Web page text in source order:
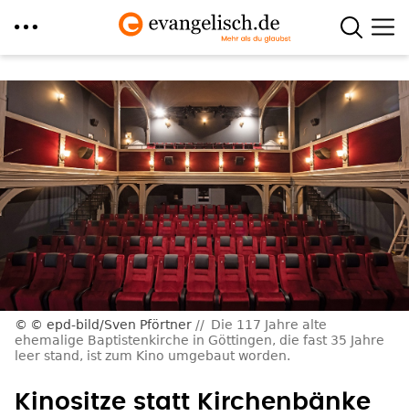
zum
Inhalt
© epd-bild/Sven Pförtner
Die 117 Jahre alte
ehemalige Baptistenkirche in Göttingen, die fast 35 Jahre
leer stand, ist zum Kino umgebaut worden.
Kinositze statt Kirchenbänke